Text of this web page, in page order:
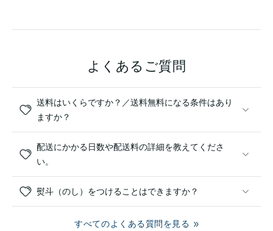
よくあるご質問
送料はいくらですか？／送料無料になる条件はあり
ますか？
配送にかかる日数や配送料の詳細を教えてくださ
い。
熨斗（のし）をつけることはできますか？
すべてのよくある質問を見る